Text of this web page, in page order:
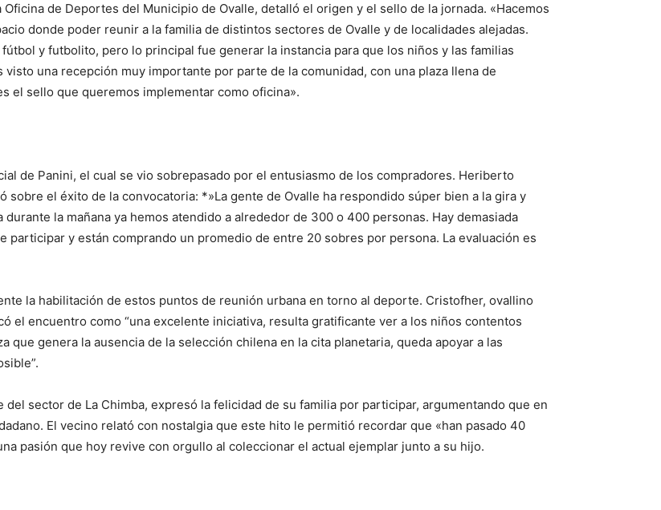
de Deportes del Municipio de Ovalle, detalló el origen y el sello de la jornada. «Hacemos
donde poder reunir a la familia de distintos sectores de Ovalle y de localidades alejadas.
y futbolito, pero lo principal fue generar la instancia para que los niños y las familias
una recepción muy importante por parte de la comunidad, con una plaza llena de
el sello que queremos implementar como oficina».
de Panini, el cual se vio sobrepasado por el entusiasmo de los compradores. Heriberto
sobre el éxito de la convocatoria: *»La gente de Ovalle ha respondido súper bien a la gira y
la mañana ya hemos atendido a alrededor de 300 o 400 personas. Hay demasiada
participar y están comprando un promedio de entre 20 sobres por persona. La evaluación es
la habilitación de estos puntos de reunión urbana en torno al deporte. Cristofher, ovallino
el encuentro como “una excelente iniciativa, resulta gratificante ver a los niños contentos
que genera la ausencia de la selección chilena en la cita planetaria, queda apoyar a las
sector de La Chimba, expresó la felicidad de su familia por participar, argumentando que en
El vecino relató con nostalgia que este hito le permitió recordar que «han pasado 40
pasión que hoy revive con orgullo al coleccionar el actual ejemplar junto a su hijo.